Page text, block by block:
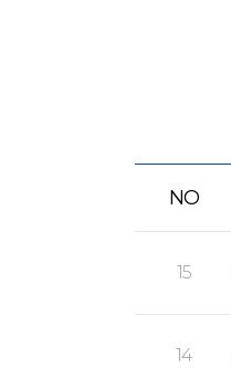
NO
15
14